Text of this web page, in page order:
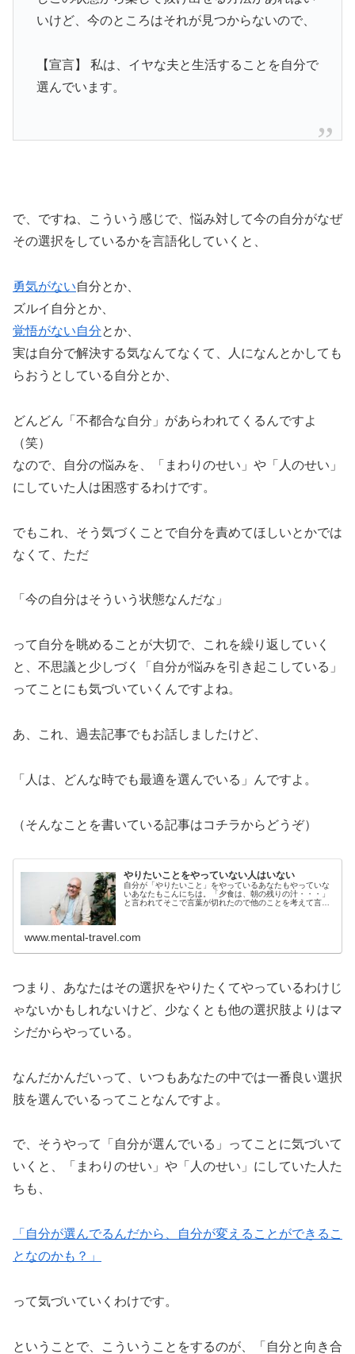
いけど、今のところはそれが見つからないので、
【宣言】 私は、イヤな夫と生活することを自分で
選んでいます。
で、ですね、こういう感じで、悩み対して今の自分がなぜ
その選択をしているかを言語化していくと、
勇気がない自分とか、
ズルイ自分とか、
覚悟がない自分とか、
実は自分で解決する気なんてなくて、人になんとかしても
らおうとしている自分とか、
どんどん「不都合な自分」があらわれてくるんですよ
（笑）
なので、自分の悩みを、「まわりのせい」や「人のせい」
にしていた人は困惑するわけです。
でもこれ、そう気づくことで自分を責めてほしいとかでは
なくて、ただ
「今の自分はそういう状態なんだな」
って自分を眺めることが大切で、これを繰り返していく
と、不思議と少しづく「自分が悩みを引き起こしている」
ってことにも気づいていくんですよね。
あ、これ、過去記事でもお話しましたけど、
「人は、どんな時でも最適を選んでいる」んですよ。
（そんなことを書いている記事はコチラからどうぞ）
やりたいことをやっていない人はいない
自分が「やりたいこと」をやっているあなたもやっていな
いあなたもこんにちは。「夕食は、朝の残りの汁・・・」
と言われてそこで言葉が切れたので他のことを考えて言葉
www.mental-travel.com
つまり、あなたはその選択をやりたくてやっているわけじ
ゃないかもしれないけど、少なくとも他の選択肢よりはマ
シだからやっている。
なんだかんだいって、いつもあなたの中では一番良い選択
肢を選んでいるってことなんですよ。
で、そうやって「自分が選んでいる」ってことに気づいて
いくと、「まわりのせい」や「人のせい」にしていた人た
ちも、
「自分が選んでる んだから、自分が変えることができるこ
となのかも？」
って気づいていくわけです。
ということで、こういうことをするのが、「自分と向き合